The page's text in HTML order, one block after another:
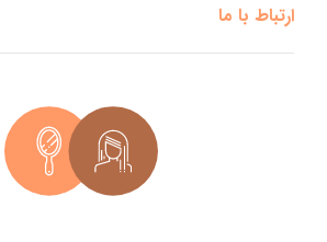
ارتباط با ما